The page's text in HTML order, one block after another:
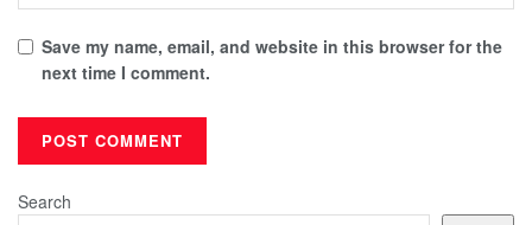
Save my name, email, and website in this browser for the
next time I comment.
Search